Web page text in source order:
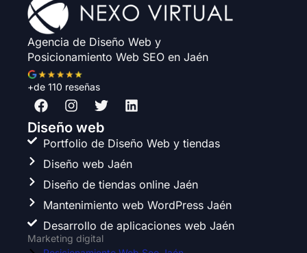
Agencia de Diseño Web y
Posicionamiento Web SEO en Jaén
+de 110 reseñas
F
a
c
e
b
o
o
k
I
n
s
t
a
g
r
a
m
T
w
i
t
t
e
r
L
i
k
e
d
i
n
Diseño web
Portfolio de Diseño Web y tiendas
Diseño web Jaén
Diseño de tiendas online Jaén
Mantenimiento web WordPress Jaén
Desarrollo de aplicaciones web Jaén
Marketing digital